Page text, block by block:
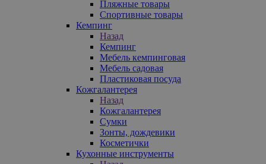
Пляжные товары
Спортивные товары
Кемпинг
Назад
Кемпинг
Мебель кемпинговая
Мебель садовая
Пластиковая посуда
Кожгалантерея
Назад
Кожгалантерея
Сумки
Зонты, дождевики
Косметички
Кухонные инструменты